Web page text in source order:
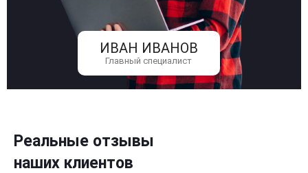
ИВАН ИВАНОВ
Главный специалист
Реальные отзывы
наших клиентов